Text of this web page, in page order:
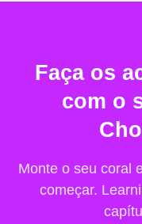
Faça os
com o
Monte o seu coral
começar.